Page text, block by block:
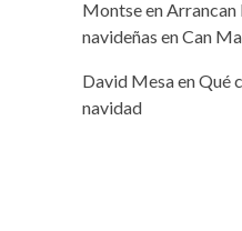
MontseenArrancan
navideñas en Can
David MesaenQué
navidad